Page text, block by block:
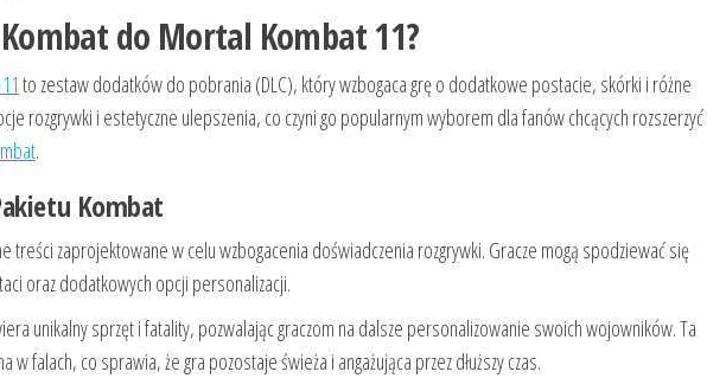
do Mortal Kombat 11?
to zestaw dodatków do pobrania (DLC), który wzbogaca grę o dodatkowe postacie, skórki i różne
rozgrywki i estetyczne ulepszenia, co czyni go popularnym wyborem dla fanów chcących rozszerzyć
.
Kombat
treści zaprojektowane w celu wzbogacenia doświadczenia rozgrywki. Gracze mogą spodziewać się
oraz dodatkowych opcji personalizacji.
unikalny sprzęt i fatality, pozwalając graczom na dalsze personalizowanie swoich wojowników. Ta
w falach, co sprawia, że gra pozostaje świeża i angażująca przez dłuższy czas.